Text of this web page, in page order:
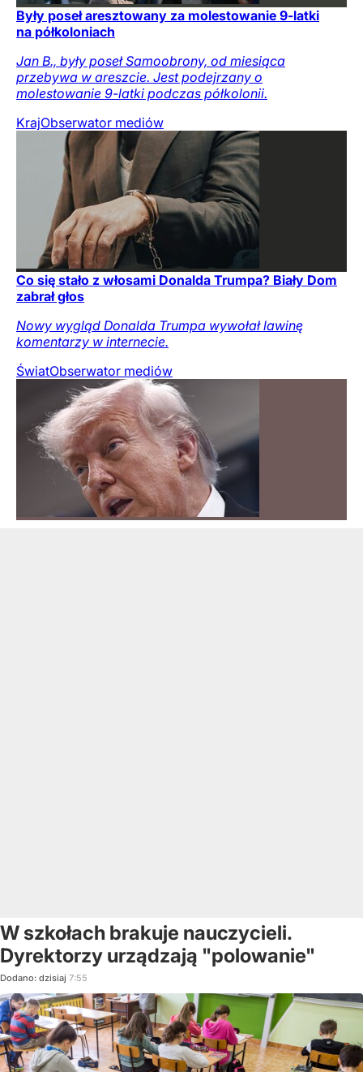
Były poseł aresztowany za molestowanie 9-latki
na półkoloniach
Jan B., były poseł Samoobrony, od miesiąca
przebywa w areszcie. Jest podejrzany o
molestowanie 9-latki podczas półkolonii.
KrajObserwator mediów
Co się stało z włosami Donalda Trumpa? Biały Dom
zabrał głos
Nowy wygląd Donalda Trumpa wywołał lawinę
komentarzy w internecie.
ŚwiatObserwator mediów
W szkołach brakuje nauczycieli.
Dyrektorzy urządzają "polowanie"
Dodano: dzisiaj 7:55